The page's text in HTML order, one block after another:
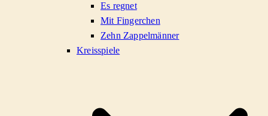
Es regnet
Mit Fingerchen
Zehn Zappelmänner
Kreisspiele